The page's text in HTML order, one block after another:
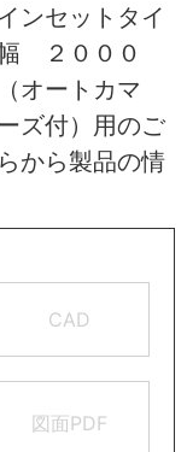
セットタイ
２０００
ートカマ
ズ付）用のご
から製品の情
CAD
図面PDF